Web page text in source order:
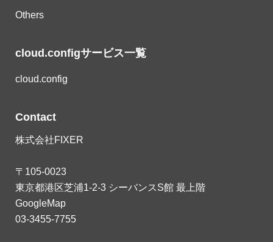
Others
cloud.configサービス一覧
cloud.config
Contact
株式会社FIXER
〒105-0023
東京都港区芝浦1-2-3 シーバンスS館 最上階
GoogleMap
03-3455-7755